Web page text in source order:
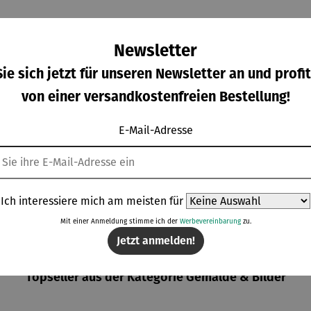
|
Preis:
€
Aluminium
-Edition |
(2025) –
Michael
Pfannsch
Regulärer Preis:
288,00 €
Aluminium
(2025) –
Michael
Pfannsch
midt
Regulärer Preis:
298,00 €
Bild |
Regulärer
159,00 €
Topseller aus der Kategorie Gemälde & Bilder
Newsletter
sich jetzt für unseren Newsletter an und
von einer versandkostenfreien Bestellung!
E-Mail-Adresse
Ich interessiere mich am meisten für
Mit einer Anmeldung stimme ich der Werbevereinbarungzu.
Jetzt anmelden!